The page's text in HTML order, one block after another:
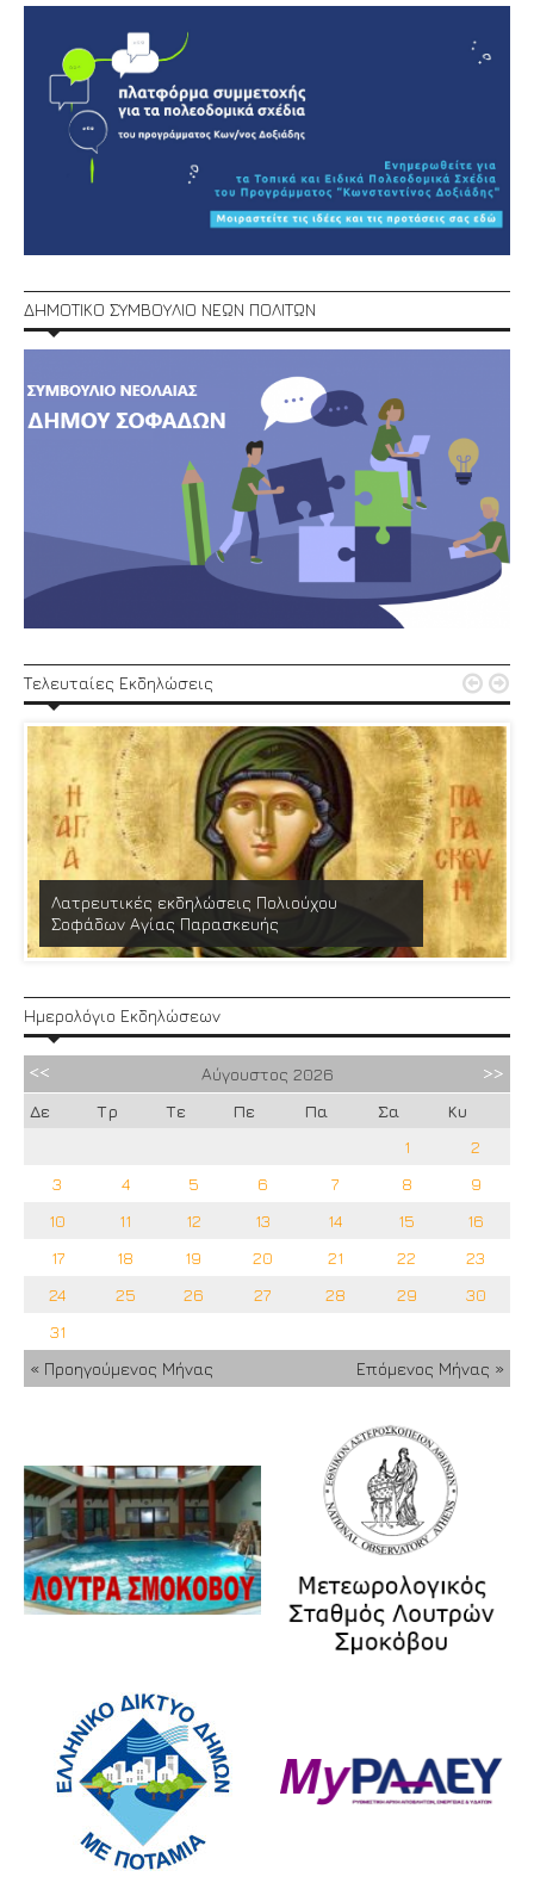
ΔΗΜΟΤΙΚΟ ΣΥΜΒΟΥΛΙΟ ΝΕΩΝ ΠΟΛΙΤΩΝ
Τελευταίες Εκδηλώσεις
Λατρευτικές εκδηλώσεις Πολιούχου
Σοφάδων Αγίας Παρασκευής
 
Ημερολόγιο Εκδηλώσεων
Αύγουστος 2026
Δε
Τρ Τε Πε Πα Σα
Κυ
1
2
3
4 5 6 7 8
9
10
11 12 13 14 15
16
17
18 19 20 21 22
23
24
25 26 27 28 29
30
31
« Προηγούμενος Μήνας
Επόμενος Μήνας »